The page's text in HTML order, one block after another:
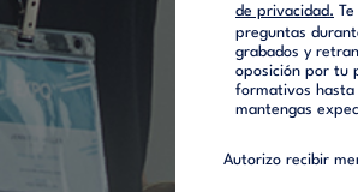
de privacidad.
preguntas
grabados y
oposición por tu
formativos hasta
mantengas
Autorizo recibir